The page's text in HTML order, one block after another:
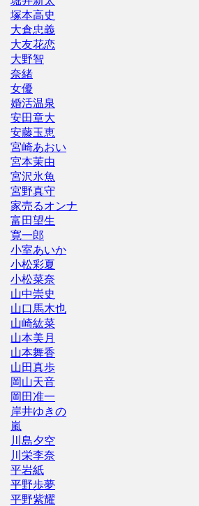
塚本高史
大倉忠義
大友花恋
大野智
奈緒
女優
婚活温泉
安田章大
安藤玉恵
宮崎あおい
宮本茉由
宮沢氷魚
宮野真守
家売るオンナ
富田望生
寛一郎
小室あいか
小松彩夏
小松菜奈
山中崇史
山口馬木也
山崎紘菜
山本美月
山本舞香
山田真歩
岡山天音
岡田准一
岸井ゆきの
嵐
川島夕空
川栄李奈
平岩紙
平野歩夢
平野紫耀